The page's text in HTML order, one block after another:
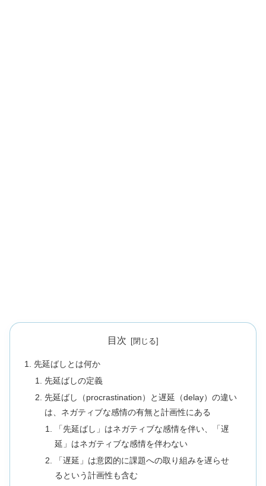
目次
先延ばしとは何か
先延ばしの定義
先延ばし（procrastination）と遅延（delay）の違い
は、ネガティブな感情の有無と計画性にある
「先延ばし」はネガティブな感情を伴い、「遅
延」はネガティブな感情を伴わない
「遅延」は意図的に課題への取り組みを遅らせ
るという計画性も含む